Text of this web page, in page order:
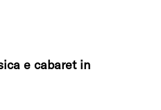
e cabaret in